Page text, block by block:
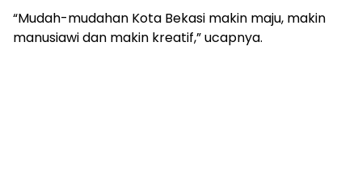
“Mudah-mudahan Kota Bekasi makin maju, makin
manusiawi dan makin kreatif,” ucapnya.